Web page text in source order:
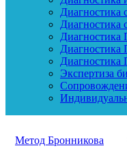
Диагностика
Диагностика
Диагностика
Диагностика
Диагностика
Экспертиза
Метод Бронникова